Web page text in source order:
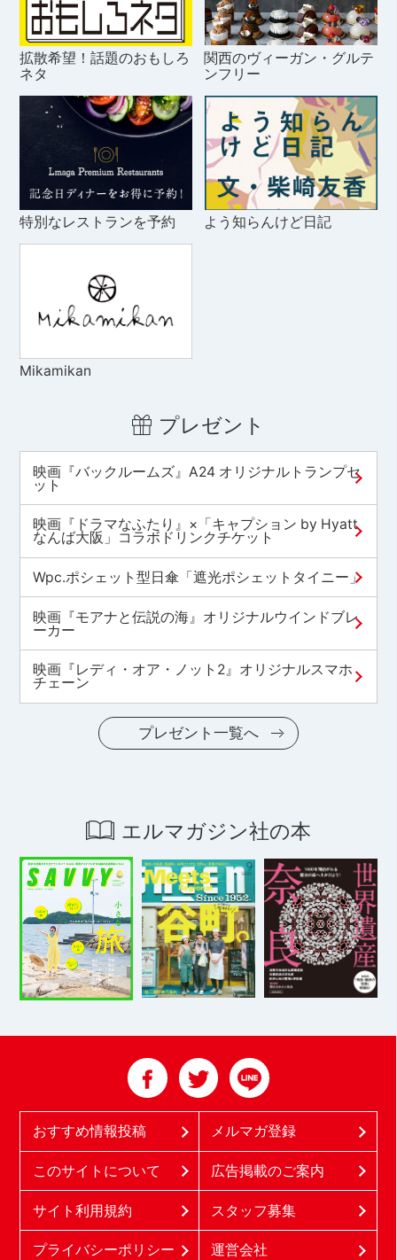
拡散希望！話題のおもしろ
ネタ
関西のヴィーガン・グルテ
ンフリー
特別なレストランを予約 よう知らんけど日記
Mikamikan
プレゼント
映画『バックルームズ』A24 オリジナルトランプセ
ット
映画『ドラマなふたり』×「キャプション by Hyatt
なんば大阪」コラボドリンクチケット
Wpc.ポシェット型日傘「遮光ポシェットタイニー」
映画『モアナと伝説の海』オリジナルウインドブレ
ーカー
映画『レディ・オア・ノット2』オリジナルスマホ
チェーン
プレゼント一覧へ
エルマガジン社の本
おすすめ情報投稿 メルマガ登録
このサイトについて 広告掲載のご案内
サイト利用規約 スタッフ募集
プライバシーポリシー 運営会社